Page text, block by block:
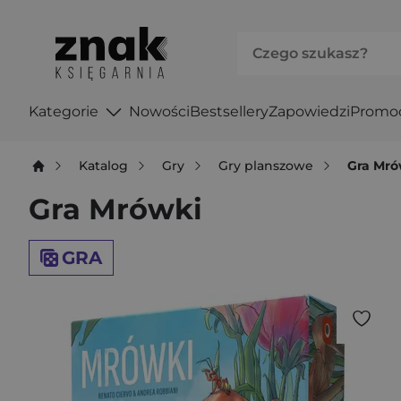
Kategorie NowościBestselleryZapowiedzi
Katalog Gry Gry planszowe Gra
Gra Mrówki
GRA